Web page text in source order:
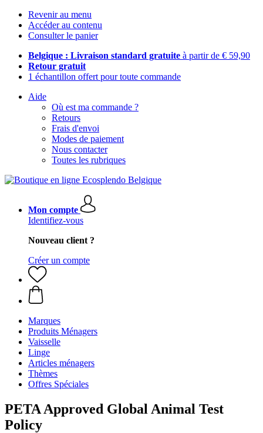
Revenir au menu
Accéder au contenu
Consulter le panier
Belgique : Livraison standard gratuite à partir de € 59,90
Retour gratuit
1 échantillon offert pour toute commande
Aide
Où est ma commande ?
Retours
Frais d'envoi
Modes de paiement
Nous contacter
Toutes les rubriques
Mon compte
Identifiez-vous
Nouveau client ?
Créer un compte
Marques
Produits Ménagers
Vaisselle
Linge
Articles ménagers
Thèmes
Offres Spéciales
PETA Approved Global Animal Test
Policy